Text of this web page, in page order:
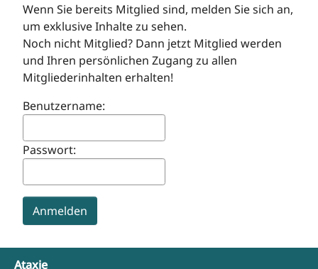
Wenn Sie bereits Mitglied sind, melden Sie sich an,
um exklusive Inhalte zu sehen.
Noch nicht Mitglied? Dann jetzt Mitglied werden
und Ihren persönlichen Zugang zu allen
Mitgliederinhalten erhalten!
Benutzername:
Passwort:
Ataxie